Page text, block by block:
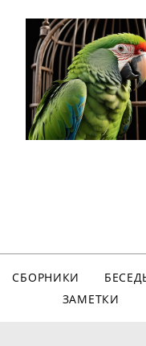
СБОРНИКИ
ЗАМЕТКИ